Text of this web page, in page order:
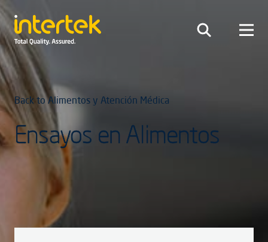
Back to Alimentos y Atención Médica
Ensayos en Alimentos